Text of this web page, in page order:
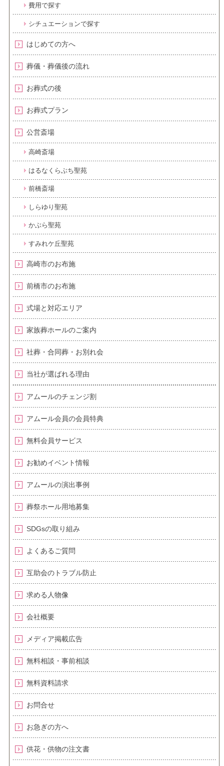
費用で探す
シチュエーションで探す
はじめての方へ
葬儀・葬儀後の流れ
お葬式の後
お葬式プラン
公営斎場
高崎斎場
はるなくらぶち聖苑
前橋斎場
しらゆり聖苑
かぶら聖苑
すみれケ丘聖苑
高崎市のお布施
前橋市のお布施
式場と対応エリア
家族葬ホールのご案内
社葬・合同葬・お別れ会
当社が選ばれる理由
アムールのチェンジ割
アムール会員の会員特典
無料会員サービス
お勧めイベント情報
アムールの演出事例
葬祭ホール用地募集
SDGsの取り組み
よくあるご質問
互助会のトラブル防止
求める人物像
会社概要
メディア掲載広告
無料相談・事前相談
無料資料請求
お問合せ
お急ぎの方へ
供花・供物の注文書